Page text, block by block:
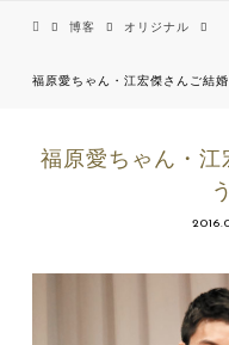
博客 オリジナル
福原愛ちゃん・江宏傑さんご結
福原愛ちゃん・江